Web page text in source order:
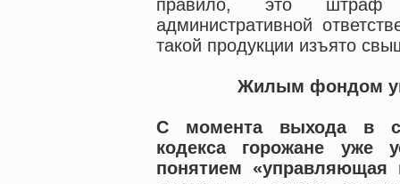
правило, это
административной
такой продукции изъято
Жилым фондом
С момента выхода в
кодекса горожане уже
понятием «управляющая